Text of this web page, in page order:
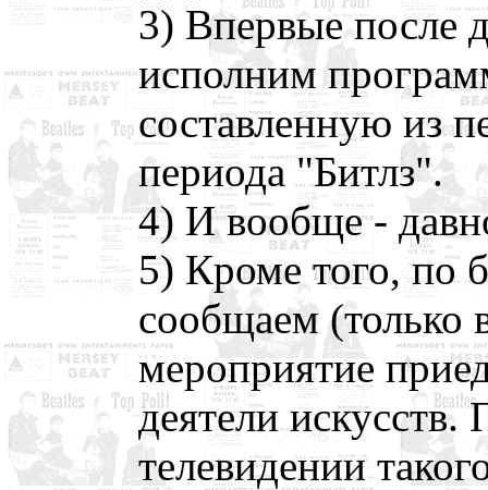
3) Впервые после
исполним
составленную из
периода "Битлз".
4) И вообще -
5) Кроме того, по
сообщаем (только
мероприятие
деятели искусств.
телевидении